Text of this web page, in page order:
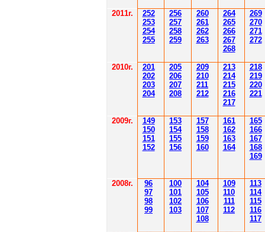
2011г.
252
253
254
255
256
257
258
259
260
261
262
263
264
265
266
267
268
269
270
271
272
2010г.
201
202
203
204
205
206
207
208
209
210
211
212
213
214
215
216
217
218
219
220
221
2009г.
149
150
151
152
153
154
155
156
157
158
159
160
161
162
163
164
165
166
167
168
169
2008г.
96
97
98
99
100
101
102
103
104
105
106
107
108
109
110
111
112
113
114
115
116
117